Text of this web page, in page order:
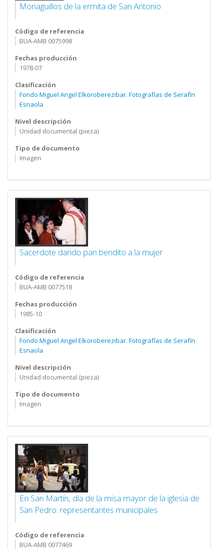
Monaguillos de la ermita de San Antonio
Código de referencia
BUA-AMB 0075998
Fechas producción
1978-07
Clasificación
Fondo Miguel Angel Elkoroberezibar. Fotografías de Serafín
Esnaola
Nivel descripción
Unidad documental (pieza)
Tipo de documento
Imagen
Sacerdote dando pan bendito a la mujer
Código de referencia
BUA-AMB 0077518
Fechas producción
1985-10
Clasificación
Fondo Miguel Angel Elkoroberezibar. Fotografías de Serafín
Esnaola
Nivel descripción
Unidad documental (pieza)
Tipo de documento
Imagen
En San Martín, día de la misa mayor de la iglesia de
San Pedro: representantes municipales
Código de referencia
BUA-AMB 0077469